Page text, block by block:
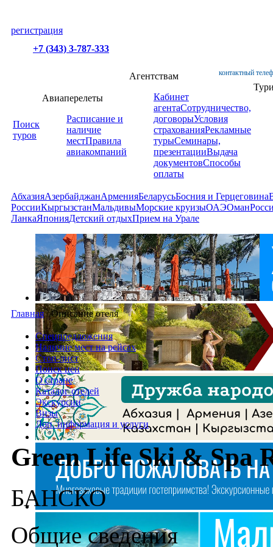
регистрация
+7 (343) 3-787-333
контактный
Поиск
туров
Авиаперелеты
Расписание и
наличие
местПравила
авиакомпаний
Агентствам
Кабинет
агентаСотрудничество,
договорыУсловия
страхованияРекламные
турыСеминары,
презентацииВыдача
документовСпособы
оплаты
АбхазияАзербайджанАрменияБеларусьБосния и Герцеговина
РоссииКыргызстанМальдивыМорские круизыОАЭОман
ЛанкаЯпонияДетский отдыхПрием на Урале
Главная /Описание отеля
Спецпредложения
Наличие мест на рейсах
Стоп-лист
Поиск цен
О стране
Каталог отелей
Экскурсии
Визы
Доп. информация и услуги
Green Life Ski & Spa
БАНСКО
Общие сведения